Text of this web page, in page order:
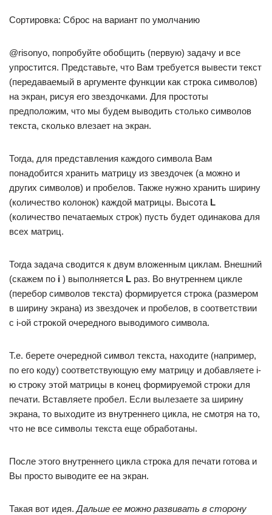
Сортировка: Сброс на вариант по умолчанию
@risonyo, попробуйте обобщить (первую) задачу и все
упростится. Представьте, что Вам требуется вывести текст
(передаваемый в аргументе функции как строка символов)
на экран, рисуя его звездочками. Для простоты
предположим, что мы будем выводить столько символов
текста, сколько влезает на экран.
Тогда, для представления каждого символа Вам
понадобится хранить матрицу из звездочек (а можно и
других символов) и пробелов. Также нужно хранить ширину
(количество колонок) каждой матрицы. Высота L
(количество печатаемых строк) пусть будет одинакова для
всех матриц.
Тогда задача сводится к двум вложенным циклам. Внешний
(скажем по i ) выполняется L раз. Во внутреннем цикле
(перебор символов текста) формируется строка (размером
в ширину экрана) из звездочек и пробелов, в соответствии
с i-ой строкой очередного выводимого символа.
Т.е. берете очередной символ текста, находите (например,
по его коду) соответствующую ему матрицу и добавляете i-
ю строку этой матрицы в конец формируемой строки для
печати. Вставляете пробел. Если вылезаете за ширину
экрана, то выходите из внутреннего цикла, не смотря на то,
что не все символы текста еще обработаны.
После этого внутреннего цикла строка для печати готова и
Вы просто выводите ее на экран.
Такая вот идея. Дальше ее можно развивать в сторону